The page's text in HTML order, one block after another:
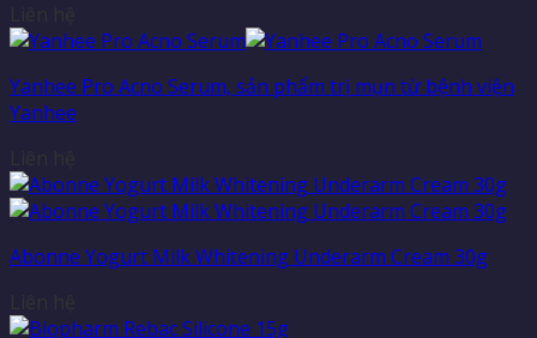
Yanhee Pro Acno Serum, sản phẩm trị mụn từ bệnh viện
Yanhee
Abonne Yogurt Milk Whitening Underarm Cream 30g